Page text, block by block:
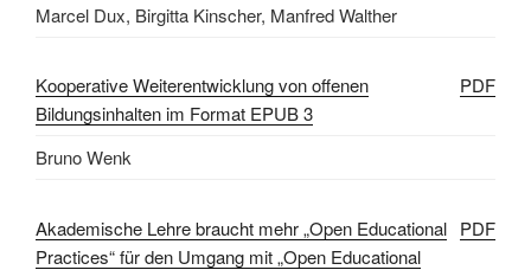
Marcel Dux, Birgitta Kinscher, Manfred Walther
Kooperative Weiterentwicklung von offenen
Bildungsinhalten im Format EPUB 3
PDF
Bruno Wenk
Akademische Lehre braucht mehr „Open Educational
Practices“ für den Umgang mit „Open Educational
PDF